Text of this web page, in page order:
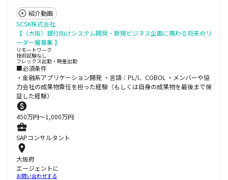
紹介動画
SCSK株式会社
【〈大阪〉銀行向けシステム開発・新規ビジネス企画に携わる将来のリ
ーダー層募集 】
リモートワーク
技術試験なし
フレックス出勤・時差出勤
■必須条件
・金融系アプリケーション開発 ・言語：PL/I、COBOL ・メンバーや協
力会社の成果物責任を担った経験（もしくは自身の成果物を最後まで保
証した経験）
450万円〜1,000万円
SAPコンサルタント
大阪府
エージェントに
お問い合わせする